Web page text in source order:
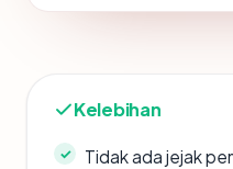
Kelebihan
Tidak ada jejak